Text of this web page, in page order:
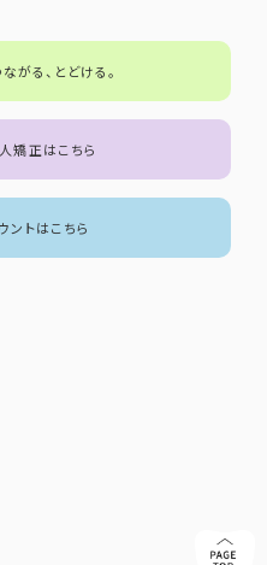
がる、とどける。
矯正はこちら
ントはこちら